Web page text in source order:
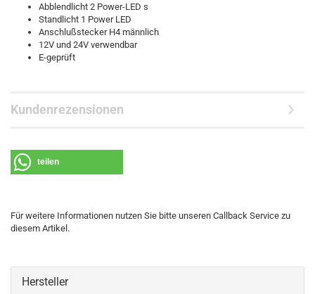
Abblendlicht 2 Power-LED s
Standlicht 1 Power LED
Anschlußstecker H4 männlich
12V und 24V verwendbar
E-geprüft
Kundenrezensionen
teilen
Für weitere Informationen nutzen Sie bitte unseren Callback Service zu
diesem Artikel.
Hersteller